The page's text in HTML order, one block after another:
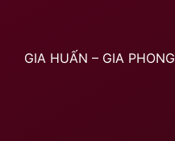
GIA HUẤN – GIA PHONG